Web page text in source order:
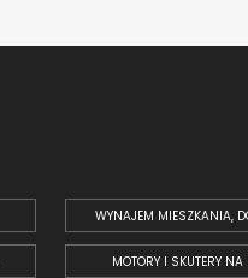
WYNAJEM MIESZKANIA,
MOTORY I SKUTERY